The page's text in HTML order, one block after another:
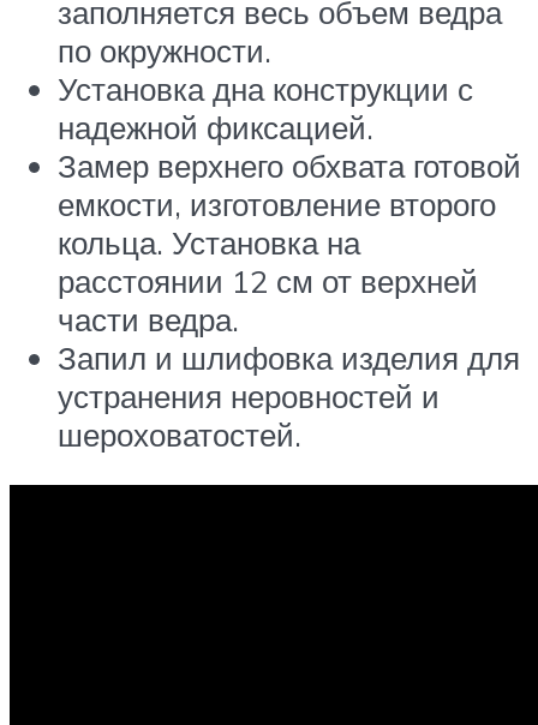
заполняется весь объем ведра
по окружности.
Установка дна конструкции с
надежной фиксацией.
Замер верхнего обхвата готовой
емкости, изготовление второго
кольца. Установка на
расстоянии 12 см от верхней
части ведра.
Запил и шлифовка изделия для
устранения неровностей и
шероховатостей.